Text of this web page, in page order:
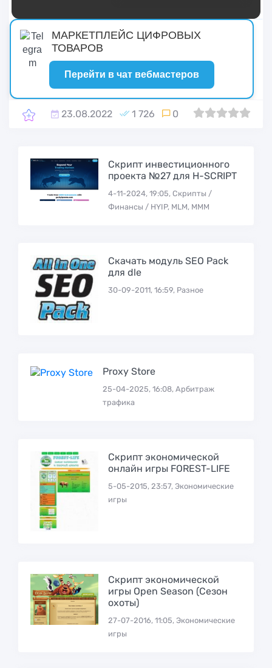
МАРКЕТПЛЕЙС ЦИФРОВЫХ
ТОВАРОВ
Перейти в чат вебмастеров
23.08.2022 1 726 0 01 2 3 4 5
Скрипт инвестиционного
проекта №27 для H-SCRIPT
4-11-2024, 19:05, Скрипты /
Финансы / HYIP, MLM, МММ
Скачать модуль SEO Pack
для dle
30-09-2011, 16:59, Разное
Proxy Store
25-04-2025, 16:08, Арбитраж
трафика
Скрипт экономической
онлайн игры FOREST-LIFE
5-05-2015, 23:57, Экономические
игры
Скрипт экономической
игры Open Season (Сезон
охоты)
27-07-2016, 11:05, Экономические
игры